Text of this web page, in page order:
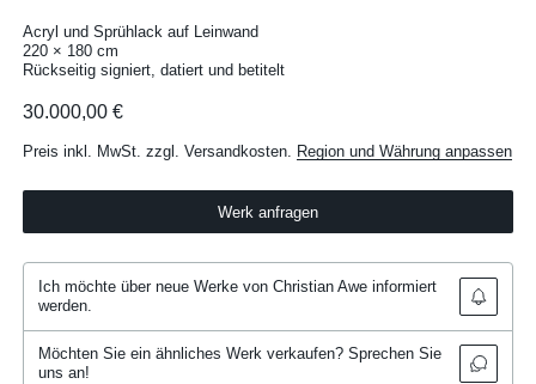
Acryl und Sprühlack auf Leinwand
220 × 180 cm
Rückseitig signiert, datiert und betitelt
30.000,00 €
Preis inkl. MwSt. zzgl. Versandkosten. Region und Währung anpassen
Werk anfragen
Ich möchte über neue Werke von Christian Awe informiert
werden.
Möchten Sie ein ähnliches Werk verkaufen? Sprechen Sie
uns an!